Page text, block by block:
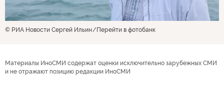
© РИА Новости Сергей Ильин Перейти в фотобанк
Материалы ИноСМИ содержат оценки исключительно зарубежных СМИ
и не отражают позицию редакции ИноСМИ